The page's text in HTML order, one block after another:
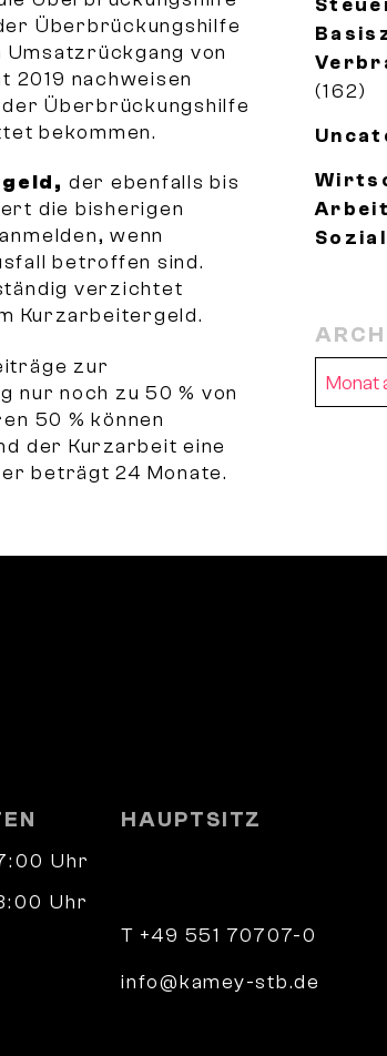
Überbrückungshilfe
Umsatzrückgang von
2019 nachweisen
der Überbrückungshilfe
bekommen.
der ebenfalls bis
die bisherigen
wenn
betroffen sind.
verzichtet
Kurzarbeitergeld.
zur
nur noch zu 50 % von
50 % können
der Kurzarbeit eine
beträgt 24 Monate.
(162)
Uhr
Uhr
HAUPTSITZ
T +49 551 70707-0
info@kamey-stb.de